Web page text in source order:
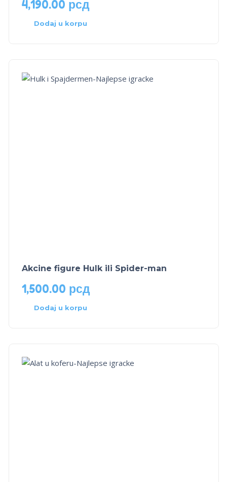
4,190.00 рсд
Dodaj u korpu
Akcine figure Hulk ili Spider-man
1,500.00 рсд
Dodaj u korpu